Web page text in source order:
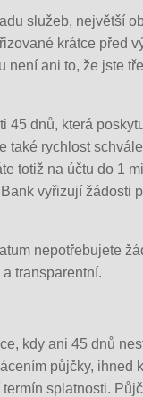
služeb, největší
krátce před
není ani to, že jste
45 dnů, která
také rychlost
totiž na účtu do 1
vyřizují žádosti
nepotřebujete
transparentní.
kdy ani 45 dnů
půjčky, ihned
splatnosti.